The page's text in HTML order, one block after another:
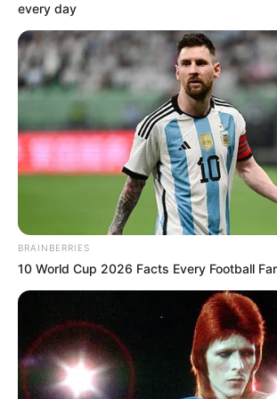
A presidente do Sindicato dos Servidores
de Mossoró (Sindserpum), Celina Gondim
,
serádebatido em assembleiamarcada para
Segundo ela, a decisão da gestão pode
retaliação, ainda que a concessão de
administrativa.
Entre os pontos levantados pela entidade
💠 Necessidade de apuração dos critérios
plantões;
💠 Avaliação do impacto financeiro aos
every day
BRAINBERRIES
10 World Cup 2026 Facts Every Football